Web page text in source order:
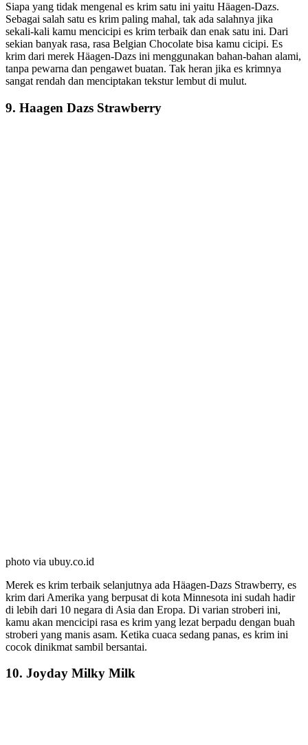
Siapa yang tidak mengenal es krim satu ini yaitu Häagen-Dazs.
Sebagai salah satu es krim paling mahal, tak ada salahnya jika
sekali-kali kamu mencicipi es krim terbaik dan enak satu ini. Dari
sekian banyak rasa, rasa Belgian Chocolate bisa kamu cicipi. Es
krim dari merek Häagen-Dazs ini menggunakan bahan-bahan alami,
tanpa pewarna dan pengawet buatan. Tak heran jika es krimnya
sangat rendah dan menciptakan tekstur lembut di mulut.
9. Haagen Dazs Strawberry
photo via ubuy.co.id
Merek es krim terbaik selanjutnya ada Häagen-Dazs Strawberry, es
krim dari Amerika yang berpusat di kota Minnesota ini sudah hadir
di lebih dari 10 negara di Asia dan Eropa. Di varian stroberi ini,
kamu akan mencicipi rasa es krim yang lezat berpadu dengan buah
stroberi yang manis asam. Ketika cuaca sedang panas, es krim ini
cocok dinikmat sambil bersantai.
10. Joyday Milky Milk